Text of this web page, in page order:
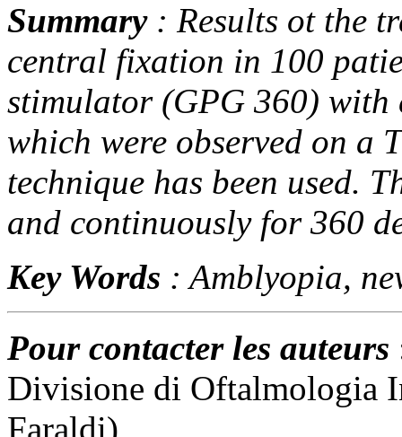
Summary : Results ot the
central fixation in 100
stimulator (GPG 360) with
which were observed on a
technique has been used.
and continuously for 360
Key Words : Amblyopia,
Pour contacter les auteurs
Divisione di Oftalmologia
Faraldi)